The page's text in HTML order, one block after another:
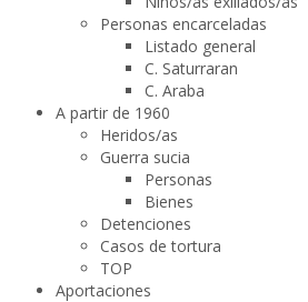
Personas encarceladas
Listado general
C. Saturraran
C. Araba
A partir de 1960
Heridos/as
Guerra sucia
Personas
Bienes
Detenciones
Casos de tortura
TOP
Aportaciones